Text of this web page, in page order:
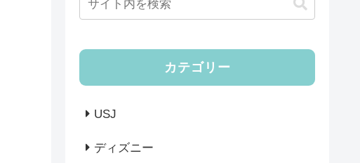
カテゴリー
USJ
ディズニー